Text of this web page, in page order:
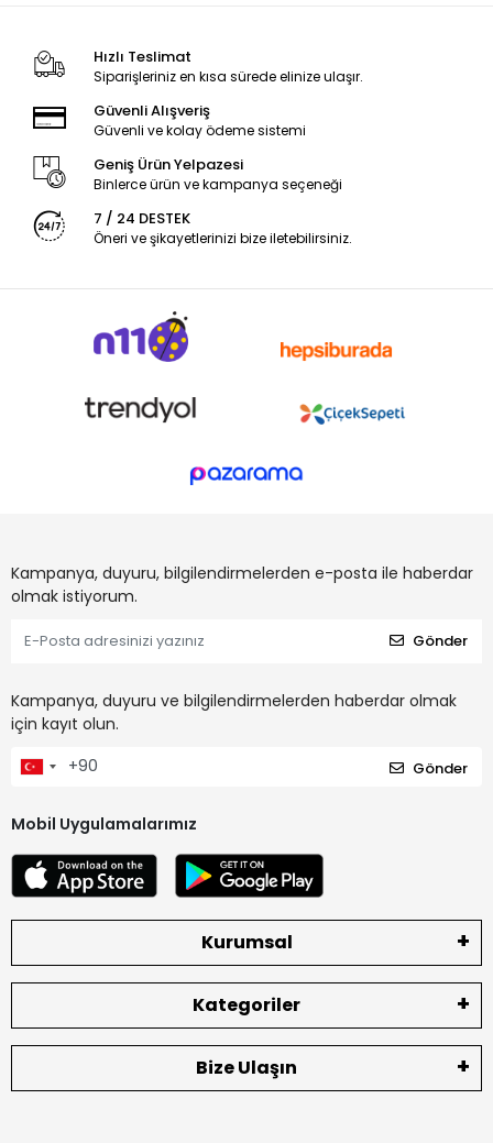
Hızlı Teslimat
Siparişleriniz en kısa sürede elinize ulaşır.
Güvenli Alışveriş
Güvenli ve kolay ödeme sistemi
Geniş Ürün Yelpazesi
Binlerce ürün ve kampanya seçeneği
7 / 24 DESTEK
Öneri ve şikayetlerinizi bize iletebilirsiniz.
Kampanya, duyuru, bilgilendirmelerden e-posta ile haberdar
olmak istiyorum.
Gönder
Kampanya, duyuru ve bilgilendirmelerden haberdar olmak
için kayıt olun.
Gönder
Mobil Uygulamalarımız
Kurumsal
Kategoriler
Bize Ulaşın